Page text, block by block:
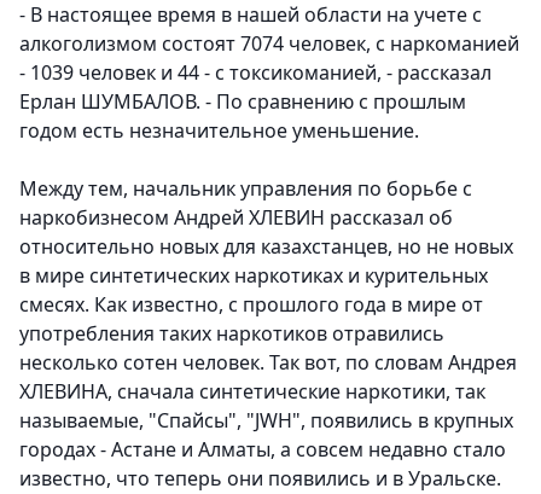
- В настоящее время в нашей области на учете с
алкоголизмом состоят 7074 человек, с наркоманией
- 1039 человек и 44 - с токсикоманией, - рассказал
Ерлан ШУМБАЛОВ. - По сравнению с прошлым
годом есть незначительное уменьшение.
Между тем, начальник управления по борьбе с
наркобизнесом Андрей ХЛЕВИН рассказал об
относительно новых для казахстанцев, но не новых
в мире синтетических наркотиках и курительных
смесях. Как известно, с прошлого года в мире от
употребления таких наркотиков отравились
несколько сотен человек. Так вот, по словам Андрея
ХЛЕВИНА, сначала синтетические наркотики, так
называемые, "Спайсы", "JWH", появились в крупных
городах - Астане и Алматы, а совсем недавно стало
известно, что теперь они появились и в Уральске.